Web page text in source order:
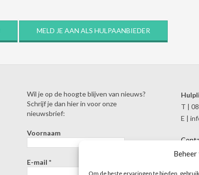
Om de beste ervaringen te bieden,
MELD JE AAN ALS HULPAANBIEDER
Wil je op de hoogte blijven van nieuws?
Schrijf je dan hier in voor onze
nieuwsbrief:
Voornaam
E-mail *
T |
E |
Over